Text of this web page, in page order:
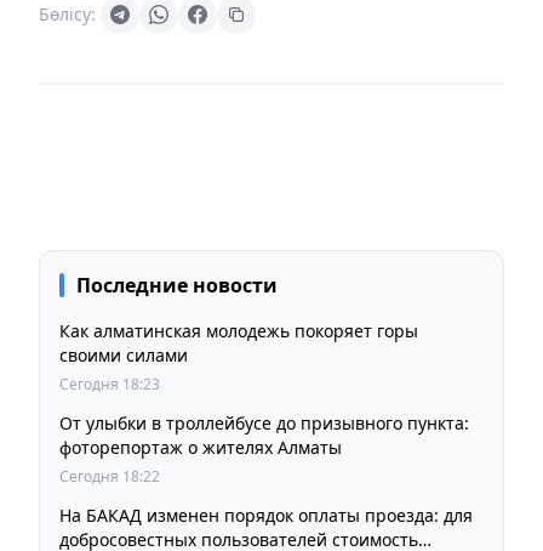
Бөлісу:
Последние новости
Как алматинская молодежь покоряет горы
своими силами
Сегодня 18:23
От улыбки в троллейбусе до призывного пункта:
фоторепортаж о жителях Алматы
Сегодня 18:22
На БАКАД изменен порядок оплаты проезда: для
добросовестных пользователей стоимость